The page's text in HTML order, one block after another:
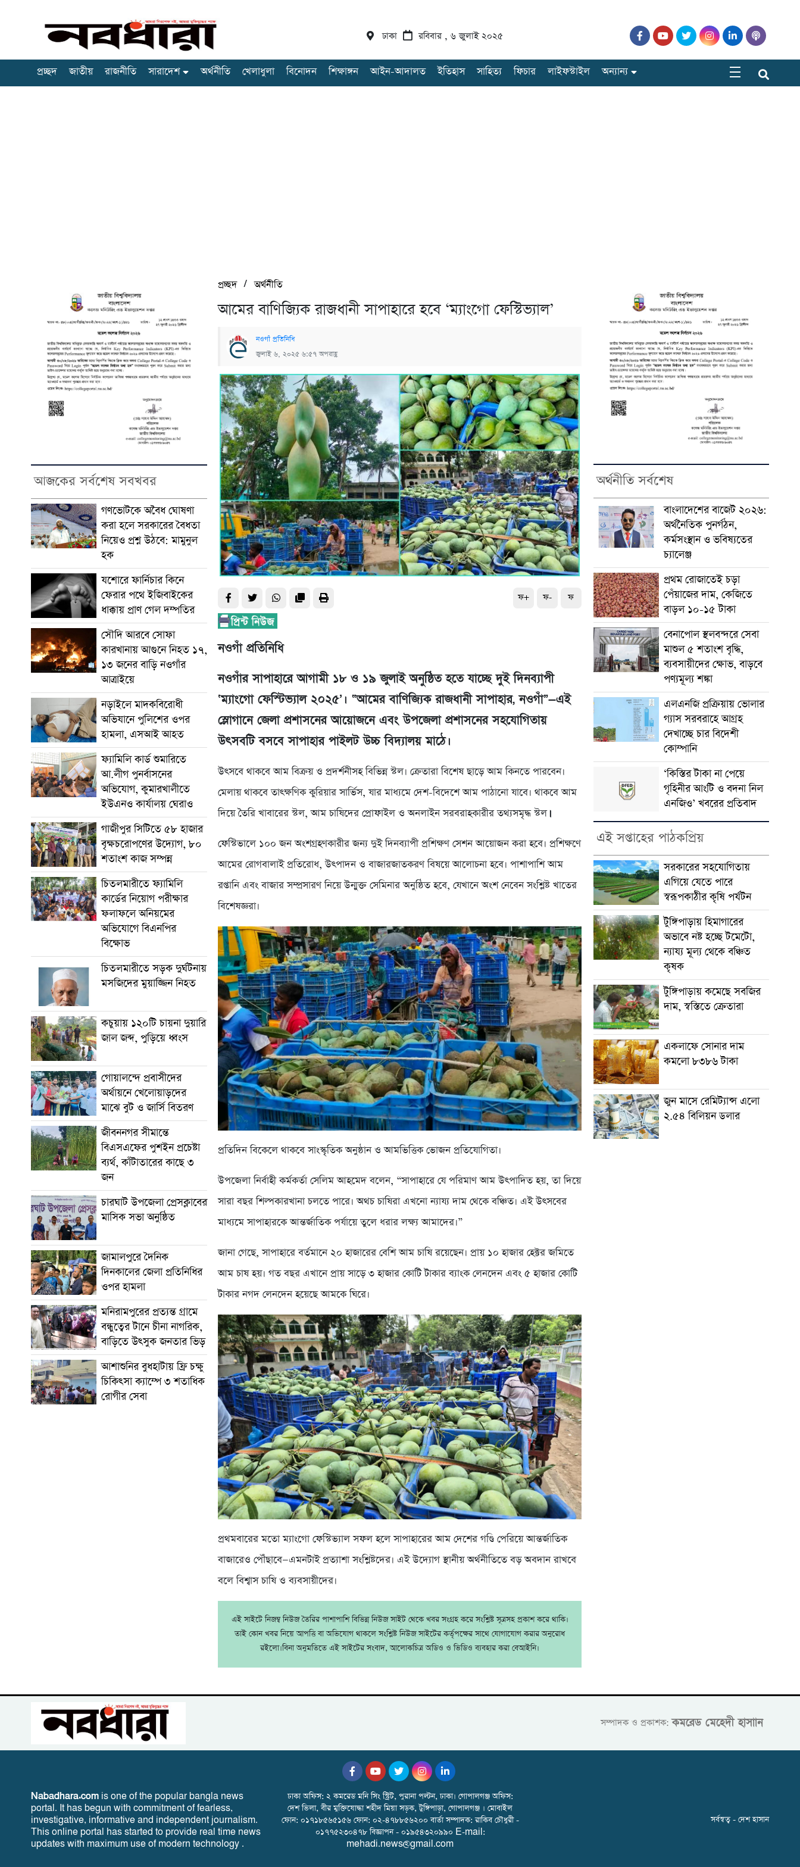
ঢাকা রবিবার , ৬ জুলাই ২০২৫
প্রচ্ছদ জাতীয় রাজনীতি সারাদেশ অর্থনীতি খেলাধুলা বিনোদন শিক্ষাঙ্গন আইন-আদালত ইতিহাস সাহিত্য ফিচার লাইফস্টাইল অন্যান্য
আজকের সর্বশেষ সবখবর
গণভোটকে অবৈধ ঘোষণা
করা হলে সরকারের বৈধতা
নিয়েও প্রশ্ন উঠবে: মামুনুল
হক
যশোরে ফার্নিচার কিনে
ফেরার পথে ইজিবাইকের
ধাক্কায় প্রাণ গেল দম্পতির
সৌদি আরবে সোফা
কারখানায় আগুনে নিহত ১৭,
১৩ জনের বাড়ি নওগাঁর
আত্রাইয়ে
নড়াইলে মাদকবিরোধী
অভিযানে পুলিশের ওপর
হামলা, এসআই আহত
ফ্যামিলি কার্ড শুমারিতে
আ.লীগ পুনর্বাসনের
অভিযোগ, কুমারখালীতে
ইউএনও কার্যালয় ঘেরাও
গাজীপুর সিটিতে ৫৮ হাজার
বৃক্ষচরোপণের উদ্যোগ, ৮০
শতাংশ কাজ সম্পন্ন
চিতলমারীতে ফ্যামিলি
কার্ডের নিয়োগ পরীক্ষার
ফলাফলে অনিয়মের
অভিযোগে বিএনপির
বিক্ষোভ
চিতলমারীতে সড়ক দুর্ঘটনায়
মসজিদের মুয়াজ্জিন নিহত
কচুয়ায় ১২০টি চায়না দুয়ারি
জাল জব্দ, পুড়িয়ে ধ্বংস
গোয়ালন্দে প্রবাসীদের
অর্থায়নে খেলোয়াড়দের
মাঝে বুট ও জার্সি বিতরণ
জীবননগর সীমান্তে
বিএসএফের পুশইন প্রচেষ্টা
ব্যর্থ, কাঁটাতারের কাছে ৩
জন
চারঘাট উপজেলা প্রেসক্লাবের
মাসিক সভা অনুষ্ঠিত
জামালপুরে দৈনিক
দিনকালের জেলা প্রতিনিধির
ওপর হামলা
মনিরামপুরের প্রত্যন্ত গ্রামে
বন্ধুত্বের টানে চীনা নাগরিক,
বাড়িতে উৎসুক জনতার ভিড়
আশাশুনির বুধহাটায় ফ্রি চক্ষু
চিকিৎসা ক্যাম্পে ৩ শতাধিক
রোগীর সেবা
প্রচ্ছদ/অর্থনীতি
আমের বাণিজ্যিক রাজধানী সাপাহারে হবে ‘ম্যাংগো ফেস্টিভ্যাল’
নওগাঁ প্রতিনিধি
জুলাই ৬, ২০২৫ ৬:৫৭ অপরাহ্ণ
ফ+ ফ- ফ
নওগাঁ প্রতিনিধি
নওগাঁর সাপাহারে আগামী ১৮ ও ১৯ জুলাই অনুষ্ঠিত হতে যাচ্ছে দুই দিনব্যাপী
‘ম্যাংগো ফেস্টিভ্যাল ২০২৫’। “আমের বাণিজ্যিক রাজধানী সাপাহার, নওগাঁ”—এই
স্লোগানে জেলা প্রশাসনের আয়োজনে এবং উপজেলা প্রশাসনের সহযোগিতায়
উৎসবটি বসবে সাপাহার পাইলট উচ্চ বিদ্যালয় মাঠে।
উৎসবে থাকবে আম বিক্রয় ও প্রদর্শনীসহ বিভিন্ন স্টল। ক্রেতারা বিশেষ ছাড়ে আম কিনতে পারবেন।
মেলায় থাকবে তাৎক্ষণিক কুরিয়ার সার্ভিস, যার মাধ্যমে দেশ-বিদেশে আম পাঠানো যাবে। থাকবে আম
দিয়ে তৈরি খাবারের স্টল, আম চাষিদের প্রোফাইল ও অনলাইন সরবরাহকারীর তথ্যসমৃদ্ধ স্টল।
ফেস্টিভালে ১০০ জন অংশগ্রহণকারীর জন্য দুই দিনব্যাপী প্রশিক্ষণ সেশন আয়োজন করা হবে। প্রশিক্ষণে
আমের রোগবালাই প্রতিরোধ, উৎপাদন ও বাজারজাতকরণ বিষয়ে আলোচনা হবে। পাশাপাশি আম
রপ্তানি এবং বাজার সম্প্রসারণ নিয়ে উন্মুক্ত সেমিনার অনুষ্ঠিত হবে, যেখানে অংশ নেবেন সংশ্লিষ্ট খাতের
বিশেষজ্ঞরা।
প্রতিদিন বিকেলে থাকবে সাংস্কৃতিক অনুষ্ঠান ও আমভিত্তিক ভোজন প্রতিযোগিতা।
উপজেলা নির্বাহী কর্মকর্তা সেলিম আহমেদ বলেন, “সাপাহারে যে পরিমাণ আম উৎপাদিত হয়, তা দিয়ে
সারা বছর শিল্পকারখানা চলতে পারে। অথচ চাষিরা এখনো ন্যায্য দাম থেকে বঞ্চিত। এই উৎসবের
মাধ্যমে সাপাহারকে আন্তর্জাতিক পর্যায়ে তুলে ধরার লক্ষ্য আমাদের।”
জানা গেছে, সাপাহারে বর্তমানে ২০ হাজারের বেশি আম চাষি রয়েছেন। প্রায় ১০ হাজার হেক্টর জমিতে
আম চাষ হয়। গত বছর এখানে প্রায় সাড়ে ৩ হাজার কোটি টাকার ব্যাংক লেনদেন এবং ৫ হাজার কোটি
টাকার নগদ লেনদেন হয়েছে আমকে ঘিরে।
প্রথমবারের মতো ম্যাংগো ফেস্টিভ্যাল সফল হলে সাপাহারের আম দেশের গণ্ডি পেরিয়ে আন্তর্জাতিক
বাজারেও পৌঁছাবে—এমনটাই প্রত্যাশা সংশ্লিষ্টদের। এই উদ্যোগ স্থানীয় অর্থনীতিতে বড় অবদান রাখবে
বলে বিশ্বাস চাষি ও ব্যবসায়ীদের।
এই সাইটে নিজম্ব নিউজ তৈরির পাশাপাশি বিভিন্ন নিউজ সাইট থেকে খবর সংগ্রহ করে সংশ্লিষ্ট সূত্রসহ প্রকাশ করে থাকি।
তাই কোন খবর নিয়ে আপত্তি বা অভিযোগ থাকলে সংশ্লিষ্ট নিউজ সাইটের কর্তৃপক্ষের সাথে যোগাযোগ করার অনুরোধ
রইলো।বিনা অনুমতিতে এই সাইটের সংবাদ, আলোকচিত্র অডিও ও ভিডিও ব্যবহার করা বেআইনি।
অর্থনীতি সর্বশেষ
বাংলাদেশের বাজেট ২০২৬:
অর্থনৈতিক পুনর্গঠন,
কর্মসংস্থান ও ভবিষ্যতের
চ্যালেঞ্জ
প্রথম রোজাতেই চড়া
পেঁয়াজের দাম, কেজিতে
বাড়ল ১০-১৫ টাকা
বেনাপোল স্থলবন্দরে সেবা
মাশুল ৫ শতাংশ বৃদ্ধি,
ব্যবসায়ীদের ক্ষোভ, বাড়বে
পণ্যমূল্য শঙ্কা
এলএনজি প্রক্রিয়ায় ভোলার
গ্যাস সরবরাহে আগ্রহ
দেখাচ্ছে চার বিদেশী
কোম্পানি
‘কিস্তির টাকা না পেয়ে
গৃহিনীর আংটি ও বদনা নিল
এনজিও’ খবরের প্রতিবাদ
এই সপ্তাহের পাঠকপ্রিয়
সরকা‌রের সহ‌যো‌গিতায়
এ‌গি‌য়ে যে‌তে পা‌রে
স্বরূপকাঠীর কৃ‌ষি পর্যট‌ন
টুঙ্গিপাড়ায় হিমাগারের
অভাবে নষ্ট হচ্ছে টমেটো,
ন্যায্য মূল্য থেকে বঞ্চিত
কৃষক
টুঙ্গিপাড়ায় কমেছে সবজির
দাম, স্বস্তিতে ক্রেতারা
একলাফে সোনার দাম
কমলো ৮৩৮৬ টাকা
জুন মাসে রেমিট্যান্স এলো
২.৫৪ বিলিয়ন ডলার
সম্পাদক ও প্রকাশক:কমরেড মেহেদী হাসাান
Nabadhara.com is one of the popular bangla news
portal. It has begun with commitment of fearless,
investigative, informative and independent journalism.
This online portal has started to provide real time news
updates with maximum use of modern technology .
ঢাকা অফিস: ২ কমরেড মনি সিং স্ট্রিট, পুরানা পল্টন, ঢাকা। গোপালগঞ্জ অফিস:
দেশ ভিলা, বীর মুক্তিযোদ্ধা শহীদ মিয়া সড়ক, টুঙ্গিপাড়া, গোপালগঞ্জ । মোবাইল
ফোন: ০১৭১৮৫৬৫১৫৬ ফোন: ০২-৪৭৮৮৫৬২০০ বার্তা সম্পাদক: রাকিব চৌধুরী -
০১৭৭৫২৩০৪৭৮ বিজ্ঞাপন - ০১৯৫৪৩২০৯৯০ E-mail:
mehadi.news@gmail.com
সর্বস্বত্ব - দেশ হাসান